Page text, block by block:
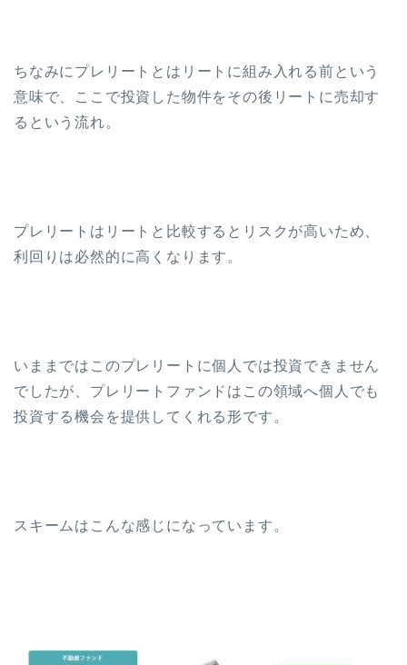
ちなみにプレリートとはリートに組み入れる前という
意味で、ここで投資した物件をその後リートに売却す
るという流れ。
プレリートはリートと比較するとリスクが高いため、
利回りは必然的に高くなります。
いままではこのプレリートに個人では投資できません
でしたが、プレリートファンドはこの領域へ個人でも
投資する機会を提供してくれる形です。
スキームはこんな感じになっています。